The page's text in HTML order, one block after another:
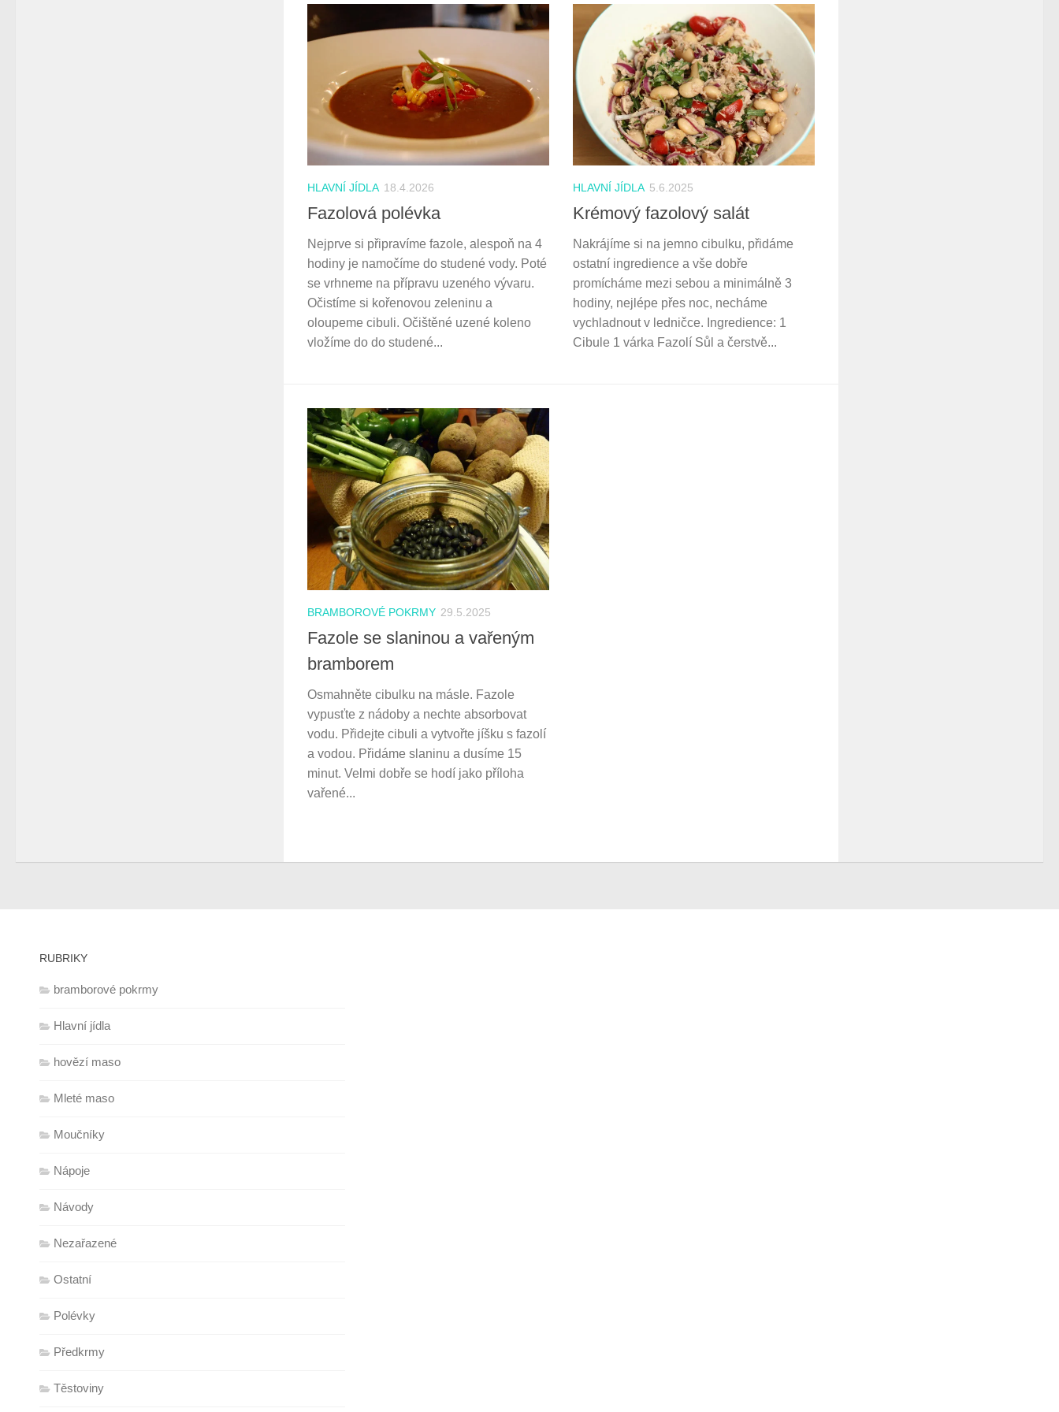
HLAVNÍ JÍDLA 18.4.2026
Fazolová polévka
Nejprve si připravíme fazole, alespoň na 4
hodiny je namočíme do studené vody. Poté
se vrhneme na přípravu uzeného vývaru.
Očistíme si kořenovou zeleninu a
oloupeme cibuli. Očištěné uzené koleno
vložíme do do studené...
HLAVNÍ JÍDLA 5.6.2025
Krémový fazolový salát
Nakrájíme si na jemno cibulku, přidáme
ostatní ingredience a vše dobře
promícháme mezi sebou a minimálně 3
hodiny, nejlépe přes noc, necháme
vychladnout v ledničce. Ingredience: 1
Cibule 1 várka Fazolí Sůl a čerstvě...
BRAMBOROVÉ POKRMY 29.5.2025
Fazole se slaninou a vařeným
bramborem
Osmahněte cibulku na másle. Fazole
vypusťte z nádoby a nechte absorbovat
vodu. Přidejte cibuli a vytvořte jíšku s fazolí
a vodou. Přidáme slaninu a dusíme 15
minut. Velmi dobře se hodí jako příloha
vařené...
RUBRIKY
bramborové pokrmy
Hlavní jídla
hovězí maso
Mleté maso
Moučníky
Nápoje
Návody
Nezařazené
Ostatní
Polévky
Předkrmy
Těstoviny